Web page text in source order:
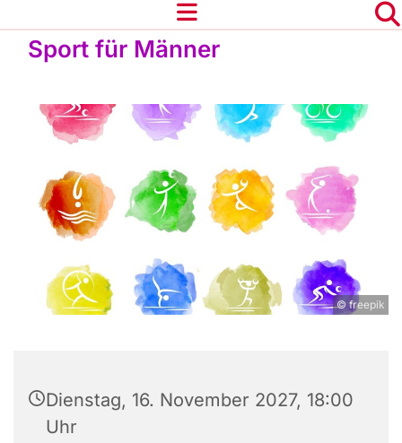
Sport für Männer
© freepik
Dienstag, 16. November 2027, 18:00
Uhr